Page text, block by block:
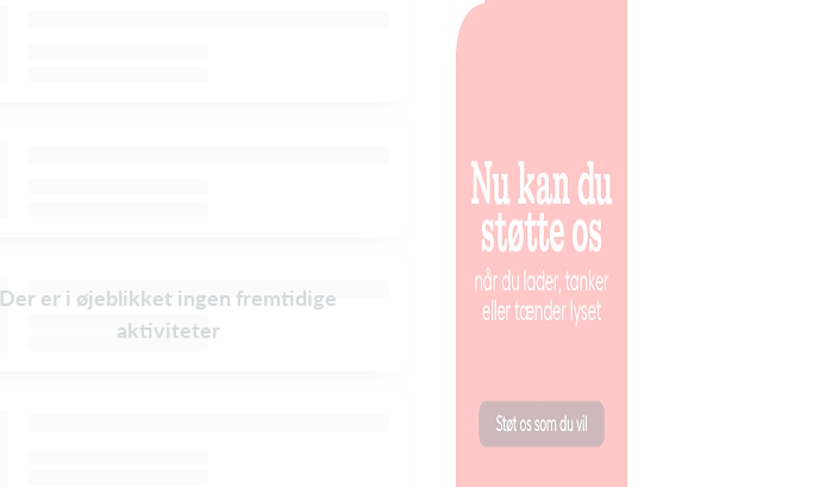
Der er i øjeblikket ingen fremtidige
aktiviteter